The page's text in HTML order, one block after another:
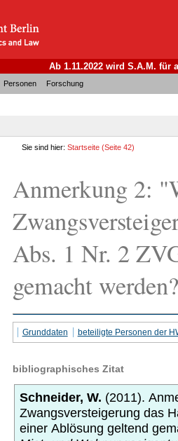
Ab 1.11.2022 wird S.A.M.
Personen Forschung
Sie sind hier:Startseite (Seite 42)
Anmerkung 2:
Abs. 1 Nr. 2
gemacht
Grunddaten beteiligte Personen der
bibliographisches Zitat
Schneider, W. (2011).
Zwangsversteigerung das
einer Ablösung geltend